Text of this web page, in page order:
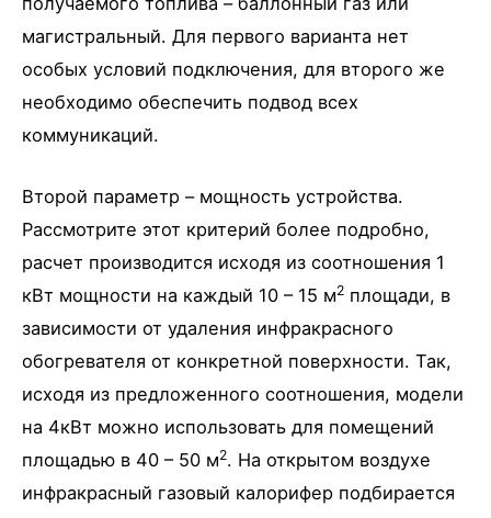
магистральный. Для первого варианта нет
особых условий подключения, для второго же
необходимо обеспечить подвод всех
коммуникаций.
Второй параметр – мощность устройства.
Рассмотрите этот критерий более подробно,
расчет производится исходя из соотношения 1
кВт мощности на каждый 10 – 15 м2 площади, в
зависимости от удаления инфракрасного
обогревателя от конкретной поверхности. Так,
исходя из предложенного соотношения, модели
на 4кВт можно использовать для помещений
площадью в 40 – 50 м2. На открытом воздухе
инфракрасный газовый калорифер подбирается